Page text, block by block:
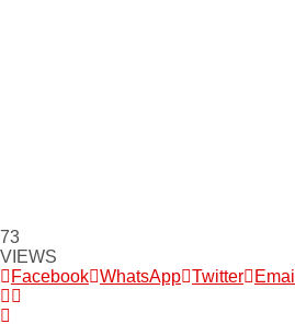
73
VIEWS
Facebook WhatsApp Twitter Email